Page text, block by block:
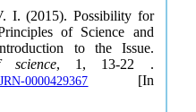
I. (2015). Possibility for
of Science and
to the Issue.
, 1, 13-22 .
0000429367 [In